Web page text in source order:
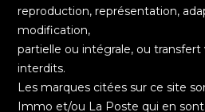
reproduction, représentation,
modification,
partielle ou intégrale, ou
interdits.
Les marques citées sur ce site
Immo et/ou La Poste qui en